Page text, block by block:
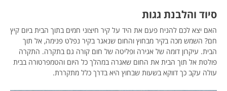
סיוד והלבנת גגות
האם יצא לכם להניח פעם את היד על קיר חיצוני חמים בתוך הבית ביום קיץ
חם? השמש מכה בקיר מבחוץ והחום שנאגר בקיר נפלט פנימה, אל תוך
הבית. עיקרון דומה של אגירה ופליטה של חום קורה גם בתקרה. התקרה
פולטת אל תוך הבית את החום שאגרה במהלך כל היום והטמפרטורה בבית
עולה עקב כך דווקא בשעות שבחוץ היא בדרך כלל מתקררת.